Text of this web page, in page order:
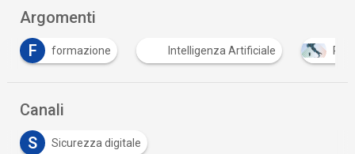
Argomenti
F
formazione Intelligenza Artificiale
Canali
S
Sicurezza digitale